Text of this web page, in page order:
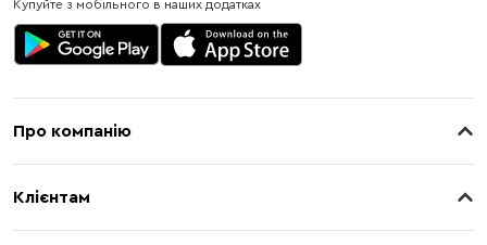
Купуйте з мобільного в наших додатках
Про компанію
Клієнтам